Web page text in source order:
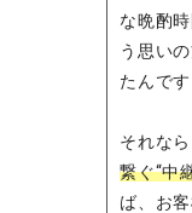
な晩酌
う思い
たんです
それなら
繋ぐ“中
ば、お